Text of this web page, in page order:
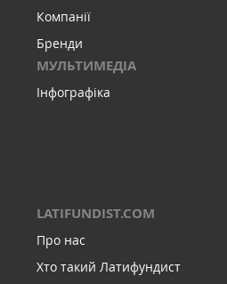
Компанії
Бренди
МУЛЬТИМЕДІА
Інфографіка
LATIFUNDIST.COM
Про нас
Хто такий Латифундист